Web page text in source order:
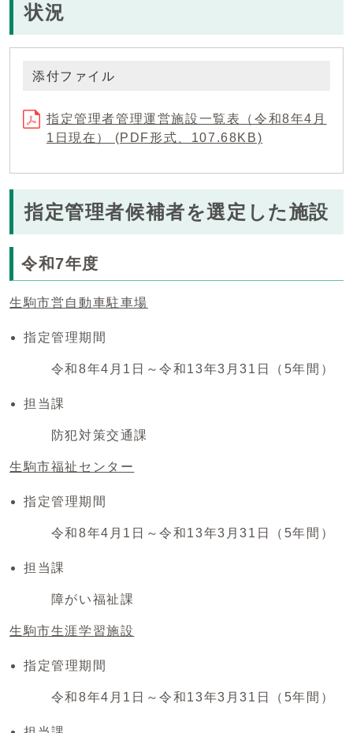
状況
添付ファイル
指定管理者管理運営施設一覧表（令和8年4月
1日現在） (PDF形式、107.68KB)
指定管理者候補者を選定した施設
令和7年度
生駒市営自動車駐車場
指定管理期間
令和8年4月1日～令和13年3月31日（5年間）
担当課
防犯対策交通課
生駒市福祉センター
指定管理期間
令和8年4月1日～令和13年3月31日（5年間）
担当課
障がい福祉課
生駒市生涯学習施設
指定管理期間
令和8年4月1日～令和13年3月31日（5年間）